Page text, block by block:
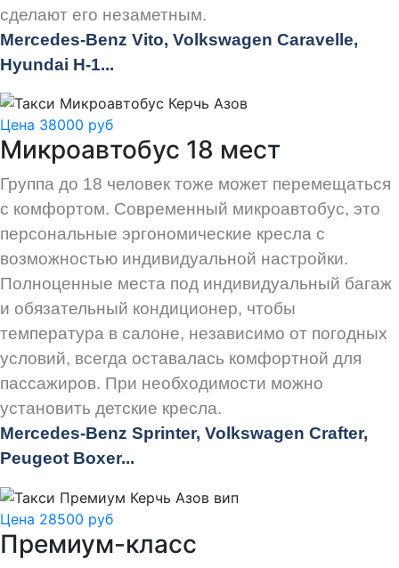
сделают его незаметным.
Mercedes-Benz Vito, Volkswagen Caravelle,
Hyundai H-1...
Цена 38000 руб
Микроавтобус 18 мест
Группа до 18 человек тоже может перемещаться
с комфортом. Современный микроавтобус, это
персональные эргономические кресла с
возможностью индивидуальной настройки.
Полноценные места под индивидуальный багаж
и обязательный кондиционер, чтобы
температура в салоне, независимо от погодных
условий, всегда оставалась комфортной для
пассажиров. При необходимости можно
установить детские кресла.
Mercedes-Benz Sprinter, Volkswagen Crafter,
Peugeot Boxer...
Цена 28500 руб
Премиум-класс